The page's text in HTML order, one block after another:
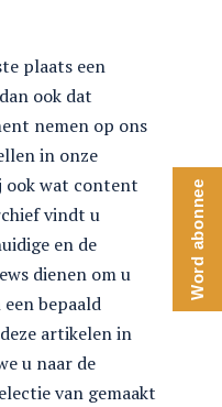
plaats een
ook dat
nemen op ons
in onze
ook wat content
vindt u
en de
dienen om u
bepaald
artikelen in
u naar de
van gemaakt
Word abonnee